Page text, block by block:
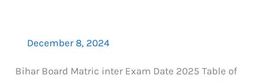
December 8, 2024
Bihar Board Matric inter Exam Date 2025 Table of